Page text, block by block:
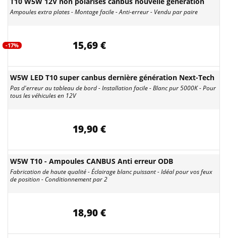
Ampoules extra plates - Montage facile - Anti-erreur - Vendu par paire
-17% 15,69 €
W5W LED T10 super canbus dernière génération Next-Tech
Pas d'erreur au tableau de bord - Installation facile - Blanc pur 5000K - Pour
tous les véhicules en 12V
19,90 €
W5W T10 - Ampoules CANBUS Anti erreur ODB
Fabrication de haute qualité - Éclairage blanc puissant - Idéal pour vos feux
de position - Conditionnement par 2
18,90 €